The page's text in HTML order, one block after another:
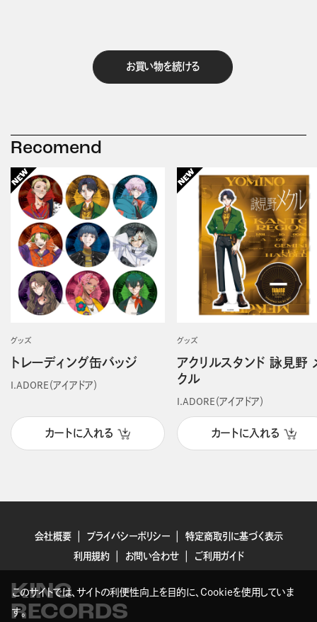
お買い物を続ける
Recomend
グッズ
トレーディング缶バッジ
I.ADORE（アイアドア）
カートに入れる
グッズ
アクリルスタンド 詠見野
クル
I.ADORE（アイアドア）
カートに入れる
会社概要 プライバシーポリシー
特定商取引に基づく表示
利用規約
お問い合わせ ご利用ガイド
KING
RECORDS
このサイトでは、サイトの利便性向上を目的に、Cookieを使用していま
す。